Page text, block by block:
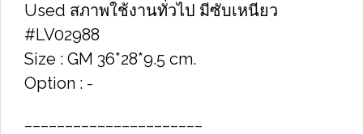
Used สภาพใช้งานทั่วไป มีซับเหนียว
#LV02988
Size : GM 36*28*9.5 cm.
Option : -